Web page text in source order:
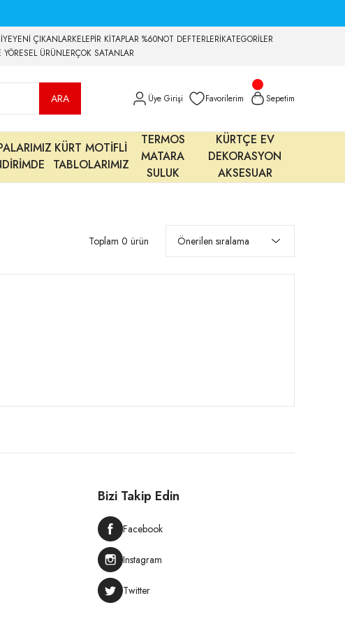
YENİ ÇIKANLARKELEPİR KİTAPLAR %60NOT DEFTERLERİKATEGORİLER
ÜRÜNLERÇOK SATANLAR
ARA Üye Girişi Favorilerim Sepetim
KÜRT MOTİFLİ
TABLOLARIMIZ
TERMOS
MATARA
SULUK
KÜRTÇE EV
DEKORASYON
AKSESUAR
Toplam 0 ürün
Bizi Takip Edin
Facebook
Instagram
Twitter